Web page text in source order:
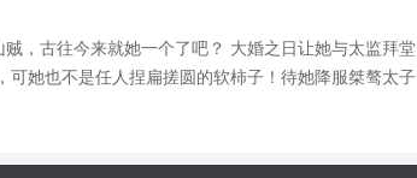
，古往今来就她一个了吧？ 大婚之日让她与太监拜堂
她也不是任人捏扁搓圆的软柿子！待她降服桀骜太子